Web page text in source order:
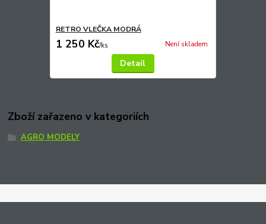
RETRO VLEČKA MODRÁ
1 250 Kč/ks Není skladem
Detail
Zboží zařazeno v kategoriích
AGRO MODELY